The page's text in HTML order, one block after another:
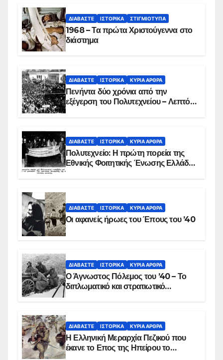
ΔΙΑΒΆΣΤΕ ΙΣΤΟΡΙΚΆ ΣΤΙΓΜΙΌΤΥΠΑ
1968 – Τα πρώτα Χριστούγεννα στο
διάστημα
ΔΙΑΒΆΣΤΕ ΙΣΤΟΡΙΚΆ ΚΥΡΙΑ ΑΡΘΡΑ
Πενήντα δύο χρόνια από την
εξέγερση του Πολυτεχνείου – Λεπτό
ΔΙΑΒΆΣΤΕ ΙΣΤΟΡΙΚΆ ΚΥΡΙΑ ΑΡΘΡΑ
Πολυτεχνείο: Η πρώτη πορεία της
Εθνικής Φοιτητικής Ένωσης Ελλάδος
ΔΙΑΒΆΣΤΕ ΙΣΤΟΡΙΚΆ ΚΥΡΙΑ ΑΡΘΡΑ
Οι αφανείς ήρωες του Έπους του ’40
ΔΙΑΒΆΣΤΕ ΙΣΤΟΡΙΚΆ ΚΥΡΙΑ ΑΡΘΡΑ
Ο Άγνωστος Πόλεμος του ’40 – Το
διπλωματικό και στρατιωτικό
ΔΙΑΒΆΣΤΕ ΙΣΤΟΡΙΚΆ ΚΥΡΙΑ ΑΡΘΡΑ
Η Ελληνική Μεραρχία Πεζικού που
έκανε το Επος της Ηπείρου το